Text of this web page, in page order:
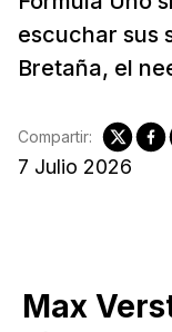
escuchar sus
Bretaña, el
7 Julio 2026
Compartir:
Max